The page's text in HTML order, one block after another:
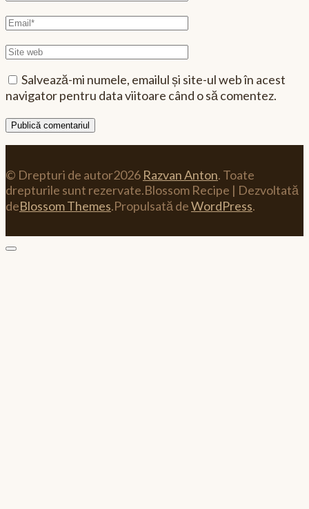
Email
Site
Salvează-mi numele, emailul și site-ul web în acest
navigator pentru data viitoare când o să comentez.
© Drepturi de autor2026 Razvan Anton. Toate
drepturile sunt rezervate.Blossom Recipe | Dezvoltată
deBlossom Themes.Propulsată deWordPress.